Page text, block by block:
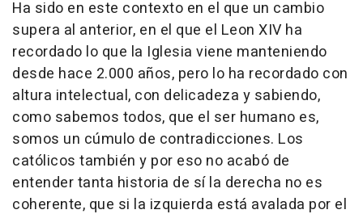
Ha sido en este contexto en el que un cambio
supera al anterior, en el que el Leon XIV ha
recordado lo que la Iglesia viene manteniendo
desde hace 2.000 años, pero lo ha recordado con
altura intelectual, con delicadeza y sabiendo,
como sabemos todos, que el ser humano es,
somos un cúmulo de contradicciones. Los
católicos también y por eso no acabó de
entender tanta historia de sí la derecha no es
coherente, que si la izquierda está avalada por el